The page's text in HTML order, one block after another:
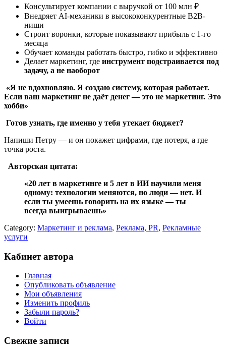
Консультирует компании с выручкой от 100 млн ₽
Внедряет AI-механики в высококонкурентные B2B-
ниши
Строит воронки, которые показывают прибыль с 1-го
месяца
Обучает команды работать быстро, гибко и эффективно
Делает маркетинг, где инструмент подстраивается под
задачу, а не наоборот
«Я не вдохновляю. Я создаю систему, которая работает.
Если ваш маркетинг не даёт денег — это не маркетинг. Это
хобби»
Готов узнать, где именно у тебя утекает бюджет?
Напиши Петру — и он покажет цифрами, где потеря, а где
точка роста.
Авторская цитата:
«20 лет в маркетинге и 5 лет в ИИ научили меня
одному: технологии меняются, но люди — нет. И
если ты умеешь говорить на их языке — ты
всегда выигрываешь»
Category: Маркетинг и реклама, Реклама, PR, Рекламные
услуги
Кабинет автора
Главная
Опубликовать объявление
Мои объявления
Изменить профиль
Забыли пароль?
Войти
Свежие записи